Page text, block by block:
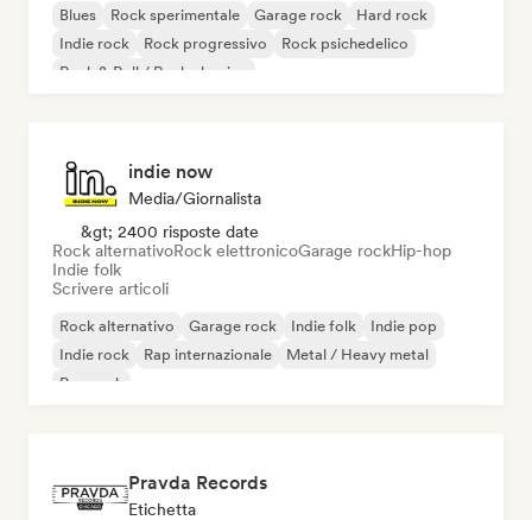
Blues Rock sperimentale Garage rock
Hard rock
Indie rock
Rock progressivo
Rock psichedelico
Rock & Roll / Rock classico
indie now
Media/Giornalista
&gt; 2400 risposte date
Rock alternativoRock elettronicoGarage rockHip-hop
Indie folk
Scrivere articoli
Rock alternativo Garage rock Indie folk
Indie pop
Indie rock
Rap internazionale
Metal / Heavy metal
Pop rock
Pravda Records
Etichetta